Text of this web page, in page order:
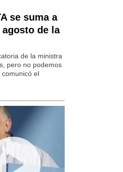
se suma a
agosto de la
de la ministra
pero no podemos
el